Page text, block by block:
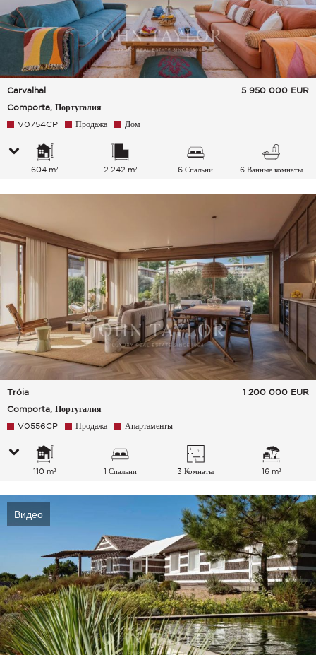
Carvalhal
Comporta, Португалия
5 950 000 EUR
V0754CP Продажа Дом
604 m² 2 242 m² 6 Спальни 6 Ванные комнаты
Tróia
Comporta, Португалия
1 200 000 EUR
V0556CP Продажа Апартаменты
110 m² 1 Спальни 3 Комнаты 16 m²
Видео